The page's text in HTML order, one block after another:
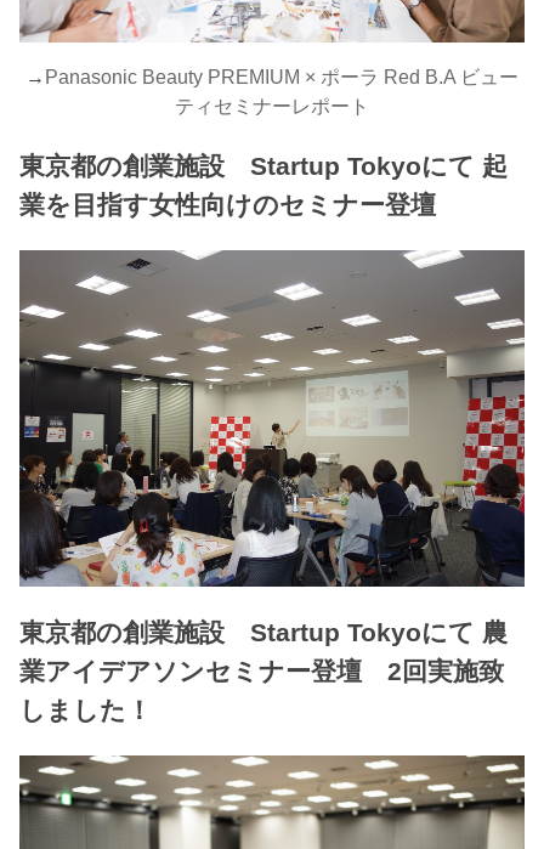
→ Panasonic Beauty PREMIUM × ポーラ Red B.A ビュー
ティセミナーレポート
東京都の創業施設 Startup Tokyoにて 起
業を目指す女性向けのセミナー登壇
東京都の創業施設 Startup Tokyoにて 農
業アイデアソンセミナー登壇 2回実施致
しました！